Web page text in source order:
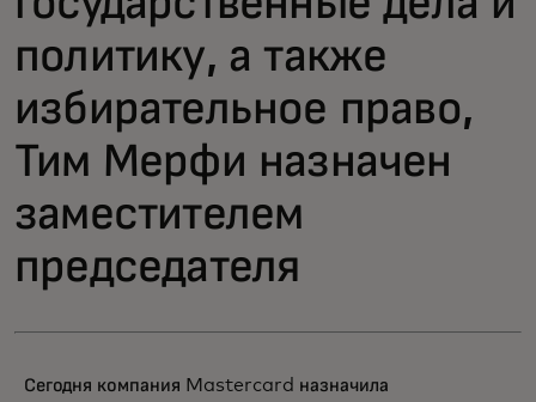
политику, а также
избирательное право,
Тим Мерфи назначен
заместителем
председателя
Сегодня компания Mastercard назначила